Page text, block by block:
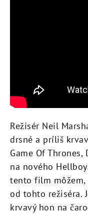
Režisér Neil
drsné a príliš
Game Of
na nového
tento film
od tohto režiséra.
krvavý hon na